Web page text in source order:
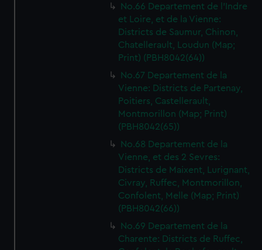
No.66 Departement de l'Indre
et Loire, et de la Vienne:
Districts de Saumur, Chinon,
Chatellerault, Loudun (Map;
Print) (PBH8042(64))
No.67 Departement de la
Vienne: Districts de Partenay,
Poitiers, Castellerault,
Montmorillon (Map; Print)
(PBH8042(65))
No.68 Departement de la
Vienne, et des 2 Sevres:
Districts de Maixent, Lurignant,
Civray, Ruffec, Montmorillon,
Confolent, Melle (Map; Print)
(PBH8042(66))
No.69 Departement de la
Charente: Districts de Ruffec,